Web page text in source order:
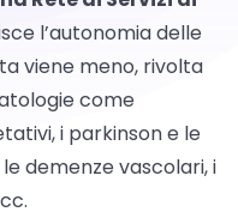
l’autonomia delle
viene meno, rivolta
come
i parkinson e le
demenze vascolari, i